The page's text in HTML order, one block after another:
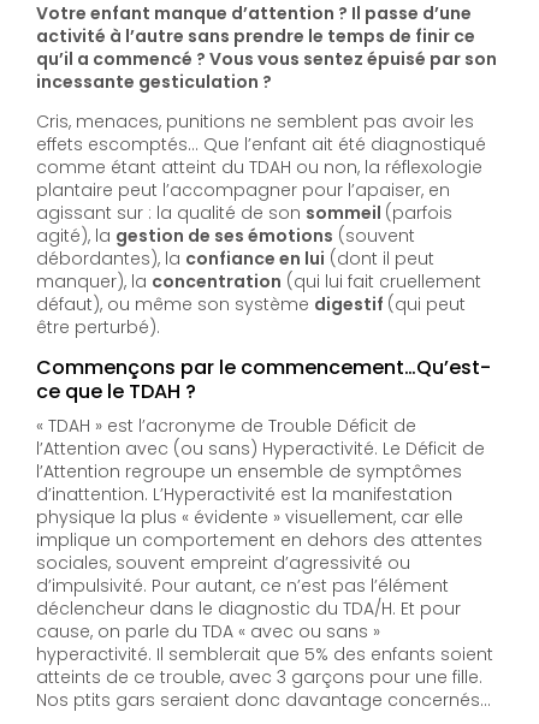
Votre enfant manque d’attention ? Il passe d’une
activité à l’autre sans prendre le temps de finir ce
qu’il a commencé ? Vous vous sentez épuisé par son
incessante gesticulation ?
Cris, menaces, punitions ne semblent pas avoir les
effets escomptés… Que l’enfant ait été diagnostiqué
comme étant atteint du TDAH ou non, la réflexologie
plantaire peut l’accompagner pour l’apaiser, en
agissant sur : la qualité de son sommeil (parfois
agité), la gestion de ses émotions (souvent
débordantes), la confiance en lui (dont il peut
manquer), la concentration (qui lui fait cruellement
défaut), ou même son système digestif (qui peut
être perturbé).
Commençons par le commencement…Qu’est-
ce que le TDAH ?
« TDAH » est l’acronyme de Trouble Déficit de
l’Attention avec (ou sans) Hyperactivité. Le Déficit de
l’Attention regroupe un ensemble de symptômes
d’inattention. L’Hyperactivité est la manifestation
physique la plus « évidente » visuellement, car elle
implique un comportement en dehors des attentes
sociales, souvent empreint d’agressivité ou
d’impulsivité. Pour autant, ce n’est pas l’élément
déclencheur dans le diagnostic du TDA/H. Et pour
cause, on parle du TDA « avec ou sans »
hyperactivité. Il semblerait que 5% des enfants soient
atteints de ce trouble, avec 3 garçons pour une fille.
Nos ptits gars seraient donc davantage concernés…